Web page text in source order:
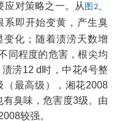
应对策略之一。从 图2、
即开始变黄，产生臭
化；随着渍涝天数增
同程度的危害，根尖均
涝12 d时，中花4号整
最高级），湘花2008
臭味，危害度3级。由
较强。